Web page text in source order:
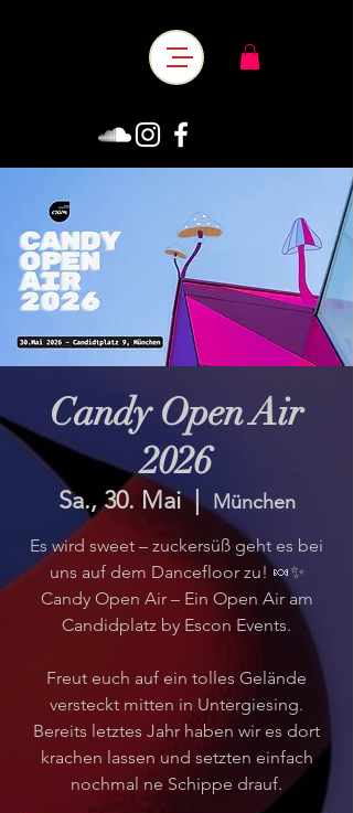
Candy Open Air
2026
Sa., 30. Mai
  |
München
Es wird sweet – zuckersüß geht es bei
uns auf dem Dancefloor zu! 🍬✨
Candy Open Air – Ein Open Air am
Candidplatz by Escon Events.
Freut euch auf ein tolles Gelände
versteckt mitten in Untergiesing.
Bereits letztes Jahr haben wir es dort
krachen lassen und setzten einfach
nochmal ne Schippe drauf.